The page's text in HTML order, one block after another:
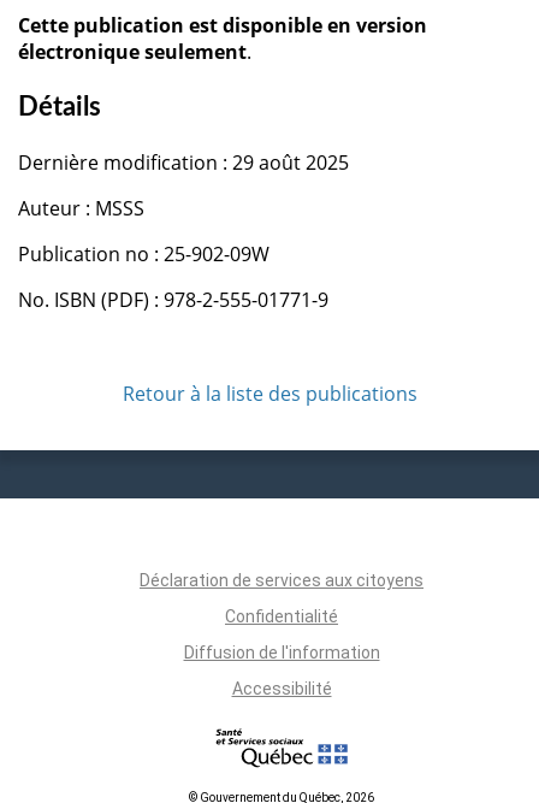
Cette publication est disponible en version
électronique seulement.
Détails
Dernière modification : 29 août 2025
Auteur : MSSS
Publication no : 25-902-09W
No. ISBN (PDF) : 978-2-555-01771-9
Retour à la liste des publications
Déclaration de services aux citoyens
Confidentialité
Diffusion de l'information
Accessibilité
© Gouvernement du Québec, 2026